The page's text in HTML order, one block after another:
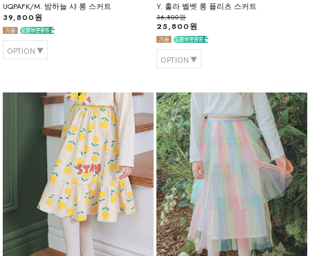
UQPAFK/M. 밤하늘 샤 롱 스커트
39,800원
OPTION
Y. 훌라 벨벳 롱 플리츠 스커트
36,800원
25,800원
OPTION